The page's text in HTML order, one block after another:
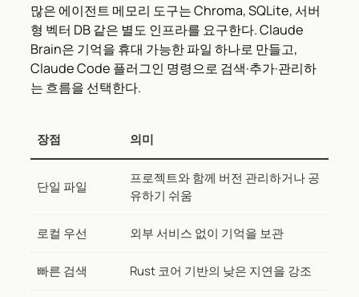
많은 에이전트 메모리 도구는 Chroma, SQLite, 서버
형 벡터 DB 같은 별도 인프라를 요구한다. Claude
Brain은 기억을 휴대 가능한 파일 하나로 만들고,
Claude Code 플러그인 명령으로 검색·추가·관리하
는 흐름을 선택한다.
장점 의미
단일 파일
프로젝트와 함께 버전 관리하거나 공
유하기 쉬움
로컬 우선 외부 서비스 없이 기억을 보관
빠른 검색 Rust 코어 기반의 낮은 지연을 강조